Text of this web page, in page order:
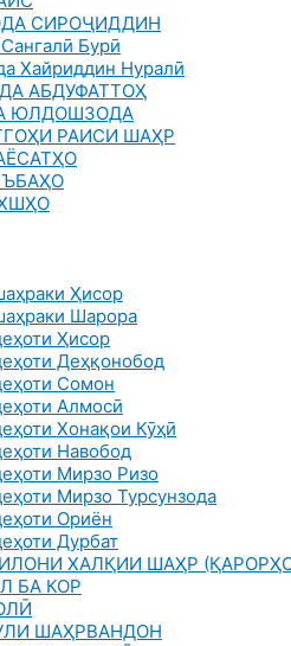
СИРОҶИДДИН
Бурӣ
Хайриддин Нуралӣ
АБДУФАТТОҲ
ЮЛДОШЗОДА
РАИСИ ШАҲР
Ҳисор
Шарора
Ҳисор
Деҳқонобод
Сомон
Алмосӣ
Хонақои Кӯҳӣ
Навобод
Мирзо Ризо
Мирзо Турсунзода
Ориён
Дурбат
ХАЛҚИИ ШАҲР
БА КОР
ШАҲРВАНДОН